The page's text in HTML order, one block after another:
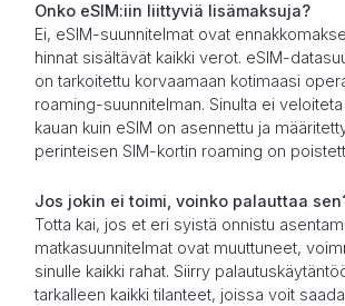
Onko eSIM:iin liittyviä lisämaksuja?
Ei, eSIM-suunnitelmat ovat
hinnat sisältävät kaikki verot. eSIM-
on tarkoitettu korvaamaan kotimaasi
roaming-suunnitelman. Sinulta ei
kauan kuin eSIM on asennettu ja
perinteisen SIM-kortin roaming on
Jos jokin ei toimi, voinko palauttaa
Totta kai, jos et eri syistä onnistu
matkasuunnitelmat ovat muuttuneet,
sinulle kaikki rahat. Siirry
tarkalleen kaikki tilanteet, joissa voit